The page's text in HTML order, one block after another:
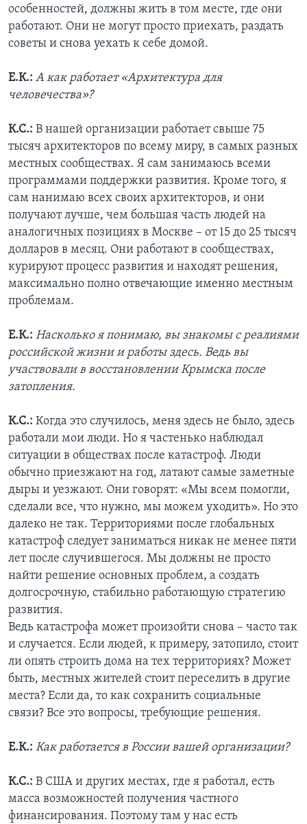
особенностей, должны жить в том месте, где они
работают. Они не могут просто приехать, раздать
советы и снова уехать к себе домой.
Е.К.: А как работает «Архитектура для
человечества»?
К.С.: В нашей организации работает свыше 75
тысяч архитекторов по всему миру, в самых разных
местных сообществах. Я сам занимаюсь всеми
программами поддержки развития. Кроме того, я
сам нанимаю всех своих архитекторов, и они
получают лучше, чем большая часть людей на
аналогичных позициях в Москве – от 15 до 25 тысяч
долларов в месяц. Они работают в сообществах,
курируют процесс развития и находят решения,
максимально полно отвечающие именно местным
проблемам.
Е.К.: Насколько я понимаю, вы знакомы с реалиями
российской жизни и работы здесь. Ведь вы
участвовали в восстановлении Крымска после
затопления.
К.С.: Когда это случилось, меня здесь не было, здесь
работали мои люди. Но я частенько наблюдал
ситуации в обществах после катастроф. Люди
обычно приезжают на год, латают самые заметные
дыры и уезжают. Они говорят: «Мы всем помогли,
сделали все, что нужно, мы можем уходить». Но это
далеко не так. Территориями после глобальных
катастроф следует заниматься никак не менее пяти
лет после случившегося. Мы должны не просто
найти решение основных проблем, а создать
долгосрочную, стабильно работающую стратегию
развития.
Ведь катастрофа может произойти снова – часто так
и случается. Если людей, к примеру, затопило, стоит
ли опять строить дома на тех территориях? Может
быть, местных жителей стоит переселить в другие
места? Если да, то как сохранить социальные
связи? Все это вопросы, требующие решения.
Е.К.: Как работается в России вашей организации?
К.С.: В США и других местах, где я работал, есть
масса возможностей получения частного
финансирования. Поэтому там у нас есть